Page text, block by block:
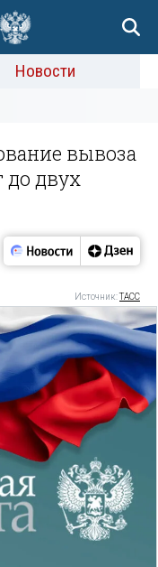
Новости
вывоза
до двух
Источник:ТАСС